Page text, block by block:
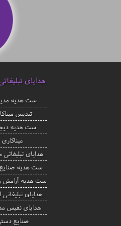
هدایای
ست هدیه
تندیس
ست هدیه
میناکاری
هدایای تبلیغاتی
ست هدیه
ست هدیه آرامش
هدایای
هدایای نفیس
صنایع